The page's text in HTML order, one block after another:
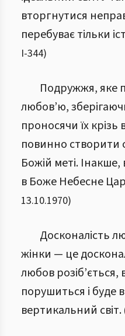
вторгнутися
перебуває тільки
І-344)
Подружжя, яке
любов’ю,
проносячи їх
повинно створити
Божій меті.
в Боже Небесне
13.10.1970)
Досконалість
жінки — це
любов розіб’ється,
порушиться і буде
вертикальний світ.